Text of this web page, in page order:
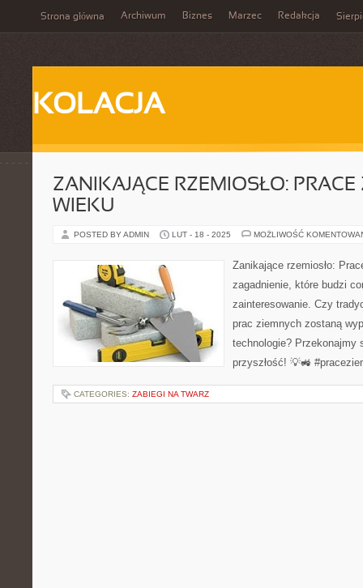
Strona główna Archiwum Biznes Marzec Redakcja
KOLACJA
ZANIKAJĄCE RZEMIOSŁO:
WIEKU
POSTED BY ADMIN LUT - 18 - 2025 MOŻLIWOŚĆ
Zanikające rzemiosło:
zagadnienie, które budzi
zainteresowanie. Czy
prac ziemnych zostaną
technologie? Przekonajmy
przyszłość! 💡🚜
CATEGORIES: ZABIEGI NA TWARZ